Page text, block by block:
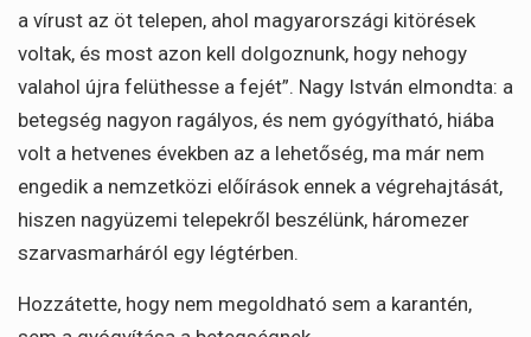
a vírust az öt telepen, ahol magyarországi kitörések
voltak, és most azon kell dolgoznunk, hogy nehogy
valahol újra felüthesse a fejét”. Nagy István elmondta: a
betegség nagyon ragályos, és nem gyógyítható, hiába
volt a hetvenes években az a lehetőség, ma már nem
engedik a nemzetközi előírások ennek a végrehajtását,
hiszen nagyüzemi telepekről beszélünk, háromezer
szarvasmarháról egy légtérben.
Hozzátette, hogy nem megoldható sem a karantén,